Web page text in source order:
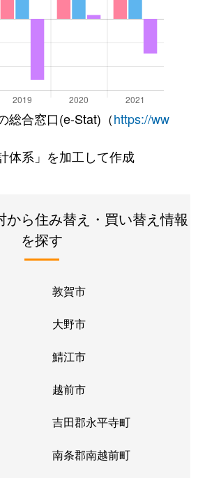
総合窓口(e-Stat)（https://ww
体系」を加工して作成
から住み替え・買い替え情報
を探す
敦賀市
大野市
鯖江市
越前市
吉田郡永平寺町
南条郡南越前町